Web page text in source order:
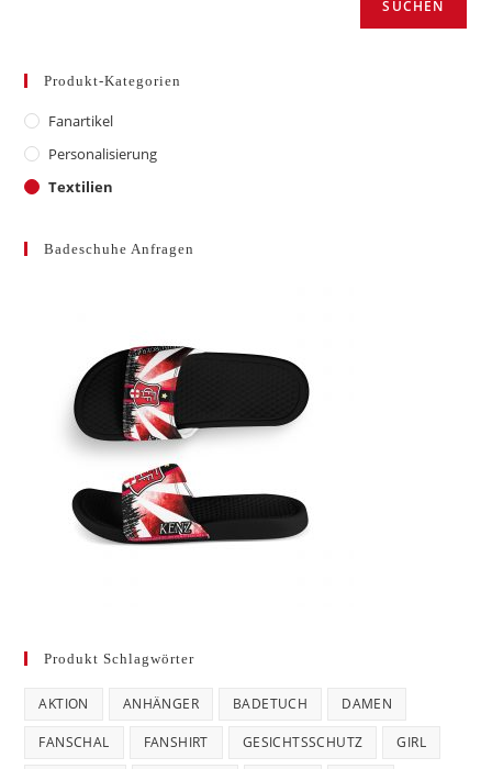
SUCHEN
Produkt-Kategorien
Fanartikel
Personalisierung
Textilien
Badeschuhe Anfragen
Produkt Schlagwörter
AKTION ANHÄNGER BADETUCH DAMEN
FANSCHAL FANSHIRT GESICHTSSCHUTZ GIRL